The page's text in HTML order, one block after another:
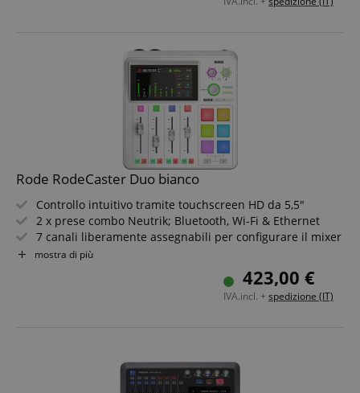
2 x USB per Collegare Contemporaneamente 2 Computer
Rode RodeCaster Duo bianco
Controllo intuitivo tramite touchscreen HD da 5,5"
2 x prese combo Neutrik; Bluetooth, Wi-Fi & Ethernet
7 canali liberamente assegnabili per configurare il mixer
a piacere
Registrazione stereo e multitraccia su microSD, memoria
2 x USB per collegare contemporaneamente 2 computer
mostra di più
423,00 €
IVA.incl. + spedizione (IT)